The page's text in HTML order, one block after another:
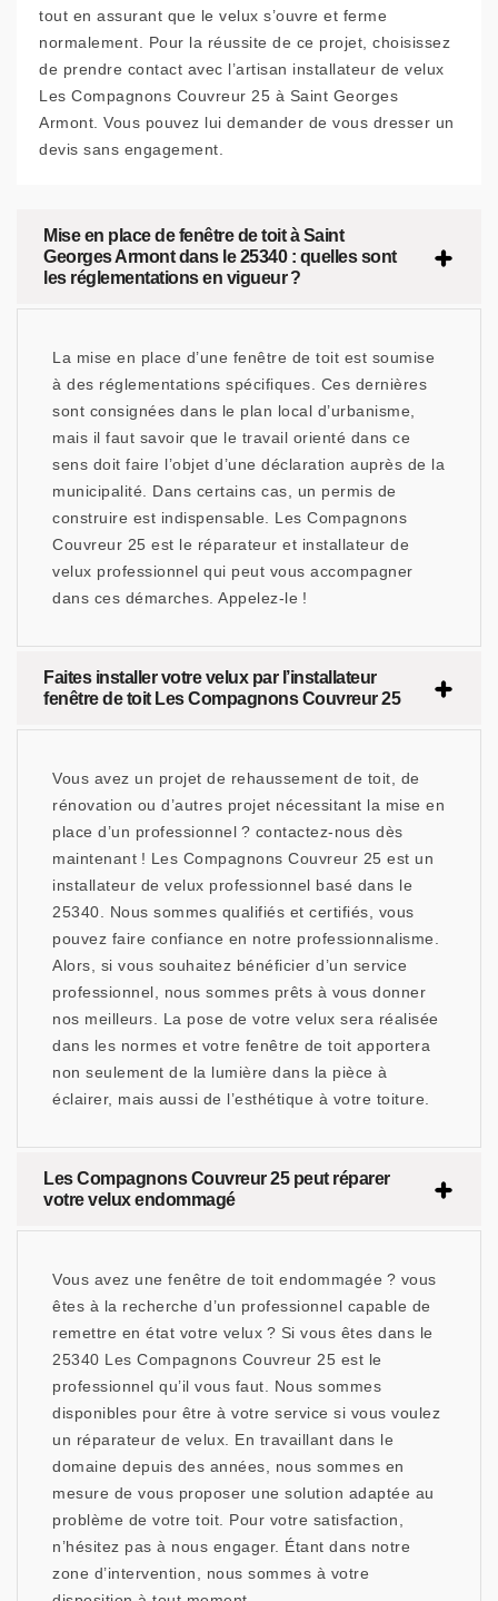
tout en assurant que le velux s’ouvre et ferme
normalement. Pour la réussite de ce projet, choisissez
de prendre contact avec l’artisan installateur de velux
Les Compagnons Couvreur 25 à Saint Georges
Armont. Vous pouvez lui demander de vous dresser un
devis sans engagement.
Mise en place de fenêtre de toit à Saint
Georges Armont dans le 25340 : quelles sont
les réglementations en vigueur ?
La mise en place d’une fenêtre de toit est soumise
à des réglementations spécifiques. Ces dernières
sont consignées dans le plan local d’urbanisme,
mais il faut savoir que le travail orienté dans ce
sens doit faire l’objet d’une déclaration auprès de la
municipalité. Dans certains cas, un permis de
construire est indispensable. Les Compagnons
Couvreur 25 est le réparateur et installateur de
velux professionnel qui peut vous accompagner
dans ces démarches. Appelez-le !
Faites installer votre velux par l’installateur
fenêtre de toit Les Compagnons Couvreur 25
Vous avez un projet de rehaussement de toit, de
rénovation ou d’autres projet nécessitant la mise en
place d’un professionnel ? contactez-nous dès
maintenant ! Les Compagnons Couvreur 25 est un
installateur de velux professionnel basé dans le
25340. Nous sommes qualifiés et certifiés, vous
pouvez faire confiance en notre professionnalisme.
Alors, si vous souhaitez bénéficier d’un service
professionnel, nous sommes prêts à vous donner
nos meilleurs. La pose de votre velux sera réalisée
dans les normes et votre fenêtre de toit apportera
non seulement de la lumière dans la pièce à
éclairer, mais aussi de l’esthétique à votre toiture.
Les Compagnons Couvreur 25 peut réparer
votre velux endommagé
Vous avez une fenêtre de toit endommagée ? vous
êtes à la recherche d’un professionnel capable de
remettre en état votre velux ? Si vous êtes dans le
25340 Les Compagnons Couvreur 25 est le
professionnel qu’il vous faut. Nous sommes
disponibles pour être à votre service si vous voulez
un réparateur de velux. En travaillant dans le
domaine depuis des années, nous sommes en
mesure de vous proposer une solution adaptée au
problème de votre toit. Pour votre satisfaction,
n’hésitez pas à nous engager. Étant dans notre
zone d’intervention, nous sommes à votre